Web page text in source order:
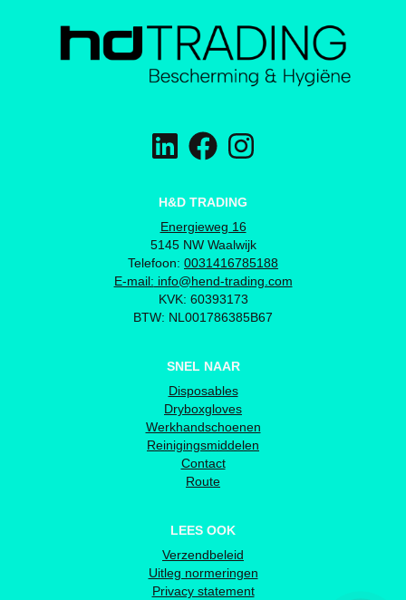
H&D TRADING
Energieweg 16
5145 NW Waalwijk
Telefoon: 0031416785188
E-mail: info@hend-trading.com
KVK: 60393173
BTW: NL001786385B67
SNEL NAAR
Disposables
Dryboxgloves
Werkhandschoenen
Reinigingsmiddelen
Contact
Route
LEES OOK
Verzendbeleid
Uitleg normeringen
Privacy statement